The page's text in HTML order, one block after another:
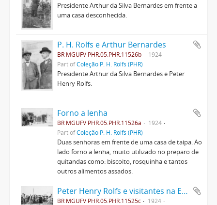
Presidente Arthur da Silva Bernardes em frente a
uma casa desconhecida.
P. H. Rolfs e Arthur Bernardes
BR MGUFV PHR.05.PHR.11526b
1924
Part ofColeção P. H. Rolfs (PHR)
Presidente Arthur da Silva Bernardes e Peter
Henry Rolfs.
Forno a lenha
BR MGUFV PHR.05.PHR.11526a
1924
Part ofColeção P. H. Rolfs (PHR)
Duas senhoras em frente de uma casa de taipa. Ao
lado forno a lenha, muito utilizado no preparo de
quitandas como: biscoito, rosquinha e tantos
outros alimentos assados.
Peter Henry Rolfs e visitantes na ESAV
BR MGUFV PHR.05.PHR.11525c
1924